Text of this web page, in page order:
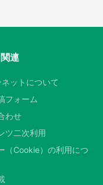
連
ットについて
フォーム
わせ
ツ二次利用
（Cookie）の利用につ